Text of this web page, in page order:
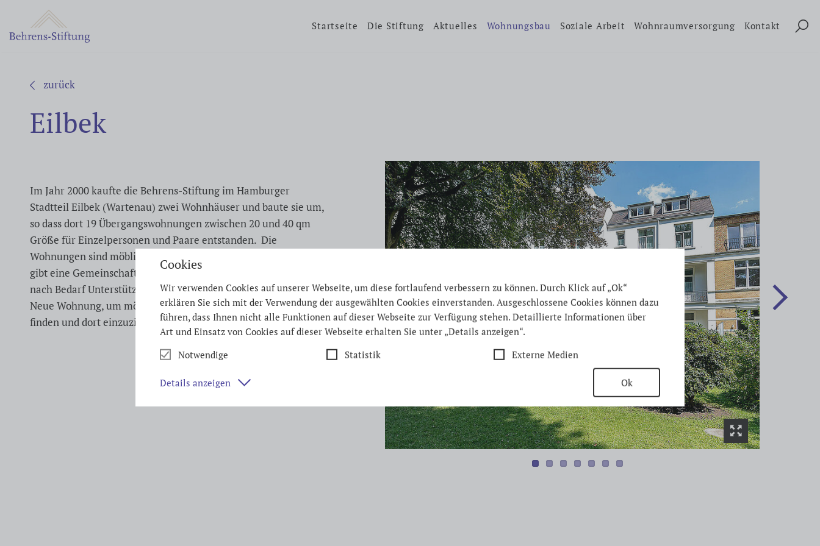
Startseite Die Stiftung Aktuelles Wohnungsbau Soziale Arbeit Wohnraumversorgung Kontakt
zurück
Eilbek
Im Jahr 2000 kaufte die Behrens-Stiftung im Hamburger
Stadtteil Eilbek (Wartenau) zwei Wohnhäuser und baute sie um,
so dass dort 19 Übergangswohnungen zwischen 20 und 40 qm
Größe für Einzelpersonen und Paare entstanden. Die
Wohnungen sind möbliert und mit eigenem Bad ausgestattet. Es
gibt eine Gemeinschaftsküche. Die Bewohner*innen erhalten je
nach Bedarf Unterstützung durch die Mitarbeiter*innen der
Neue Wohnung, um möglichst schnell eine eigene Wohnung zu
finden und dort einzuziehen.
Cookies
Wir verwenden Cookies auf unserer Webseite, um diese fortlaufend verbessern zu können. Durch Klick auf „Ok“
erklären Sie sich mit der Verwendung der ausgewählten Cookies einverstanden. Ausgeschlossene Cookies können dazu
führen, dass Ihnen nicht alle Funktionen auf dieser Webseite zur Verfügung stehen. Detaillierte Informationen über
Art und Einsatz von Cookies auf dieser Webseite erhalten Sie unter „Details anzeigen“.
Notwendige
Statistik Externe Medien
Details anzeigen Ok